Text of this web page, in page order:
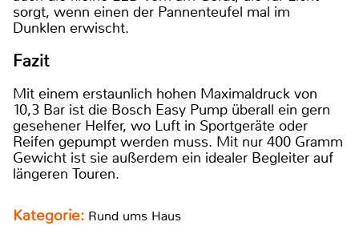
sorgt, wenn einen der Pannenteufel mal im
Dunklen erwischt.
Fazit
Mit einem erstaunlich hohen Maximaldruck von
10,3 Bar ist die Bosch Easy Pump überall ein gern
gesehener Helfer, wo Luft in Sportgeräte oder
Reifen gepumpt werden muss. Mit nur 400 Gramm
Gewicht ist sie außerdem ein idealer Begleiter auf
längeren Touren.
Kategorie: Rund ums Haus